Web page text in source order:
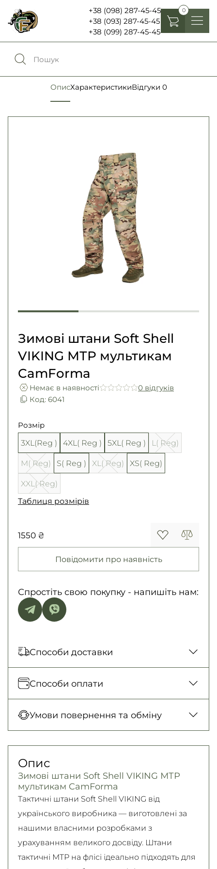
+38 (098) 287-45-45
+38 (093) 287-45-45
+38 (099) 287-45-45
0
Порівняння0
Обране0
Повернення та обмін
Ліхтарі , біноклі та елементи живлення
Ножі та мультитули
Шеврони, патчі та нашивки
Second Hand NATO
ОписХарактеристикиВідгуки 0
Зимові штани Soft Shell
VIKING МТР мультикам
CamForma
Немає в наявності
0 вiдгукiв
Код: 6041
Розмір
3XL(Reg ) 4XL( Reg ) 5XL( Reg )
L( Reg)
M( Reg)
S( Reg ) XL( Reg)
XS( Reg)
XXL( Reg)
Таблиця розмірів
1550 ₴
Повідомити про наявність
Спростіть свою покупку - напишіть нам:
Способи доставки
Відправка кожного дня. Післяплата тільки
на замовлення від 500 грн
150 грн. / 1-2 дні
300 грн. / 1-2 дні
Самовивіз
Безкоштовно
Детальніше
Способи оплати
карткою у відділенні, Безготівковими для
Детальніше
Умови повернення та обміну
Детально про умови повернення та обміну
читайте на сторінці
Детальніше
Опис
Зимові штани Soft Shell VIKING МТР
мультикам CamForma
Тактичні штани Soft Shell VIKING від
українського виробника — виготовлені за
нашими власними розробками з
урахуванням великого досвіду. Штани
тактичні MTP на флісі ідеально підходять для